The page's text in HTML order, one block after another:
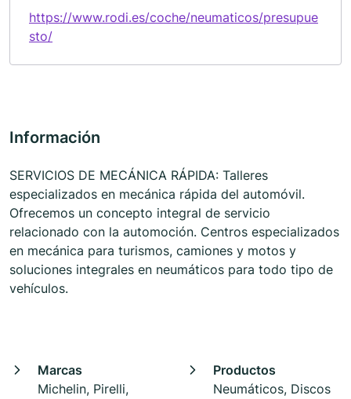
https://www.rodi.es/coche/neumaticos/presupue
sto/
Información
SERVICIOS DE MECÁNICA RÁPIDA: Talleres
especializados en mecánica rápida del automóvil.
Ofrecemos un concepto integral de servicio
relacionado con la automoción. Centros especializados
en mecánica para turismos, camiones y motos y
soluciones integrales en neumáticos para todo tipo de
vehículos.
Marcas
Michelin, Pirelli,
Productos
Neumáticos, Discos